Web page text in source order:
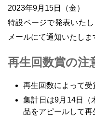
2023年9月15日（金）
特設ページで発表いた
メールにて通知いたしま
再生回数賞の注
再生回数によって受
集計日は9月14日（
品をアピールして再